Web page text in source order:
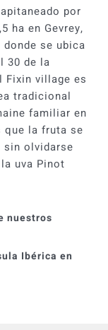
por
ha en Gevrey,
se ubica
30 de la
Fixin village es
tradicional
familiar en
que la fruta se
olvidarse
uva Pinot
nuestros
Ibérica en